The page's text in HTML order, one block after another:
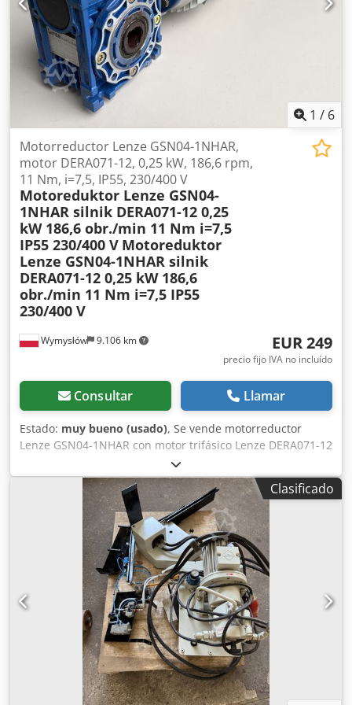
asociada, y los costes dependerán del código postal.
Montaje: Nuestro personal cualificado estará encantado de
ayudarle con el montaje y desmontaje profesional de sus
instalaciones. Nuestra recomendación: Indíquenos sus
necesidades... Le ayudaremos con gusto a realizar sus
proyectos, desde la planificación hasta el pedido y el
montaje. ¿TIENE ALGUNA PREGUNTA O ESTÁ INTERESADO?
Póngase en contacto con nosotros a través de un mensaje
o una llamada. Encontrará nuestro número de teléfono en
la página de nuestra empresa. ☎️ Puede comunicarse con
nosotros por teléfono de lunes a viernes, de 08:00 a 15:00
horas. Alternativamente, puede enviarnos un mensaje con
su nombre y número, y nos pondremos en contacto con
usted lo antes posible.
1 / 6
Wymysłów 9.106 km
Motorreductor Lenze GSN04-1NHAR,
motor DERA071-12, 0,25 kW, 186,6 rpm,
11 Nm, i=7,5, IP55, 230/400 V
Motoreduktor Lenze GSN04-
1NHAR silnik DERA071-12 0,25
kW 186,6 obr./min 11 Nm i=7,5
IP55 230/400 V Motoreduktor
Lenze GSN04-1NHAR silnik
DERA071-12 0,25 kW 186,6
obr./min 11 Nm i=7,5 IP55
230/400 V
EUR 249
precio fijo IVA no incluído
Consultar Llamar
Estado: muy bueno (usado), Se vende motorreductor
Lenze GSN04-1NHAR con motor trifásico Lenze DERA071-12
de 0,25 kW. El dispositivo está en perfecto estado de
funcionamiento, ha sido probado y está listo para su uso.
Su estado técnico es muy bueno. Visualmente, presenta
signos normales de uso, derivados de su funcionamiento,
que se pueden apreciar en las fotografías. Este
motorreductor con reductor de engranajes helicoidales es
ideal como accionamiento para transportadores,
alimentadores, máquinas de producción, máquinas de
embalaje, mezcladores y muchos otros equipos
industriales. Datos técnicos: Fabricante del reductor: Lenze
Modelo del reductor: GSN04-1NHAR Fabricante del motor:
Lenze Tipo de motor: DERA071-12 Potencia: 0,25 kW
Alimentación: 3×220–240/380–415 V CA Frecuencia: 50 Hz
Velocidad del motor: 1365 rpm Velocidad de salida: 186,6
rpm Par de salida: 11 Nm Relación de transmisión: i = 7,5
Clasificado